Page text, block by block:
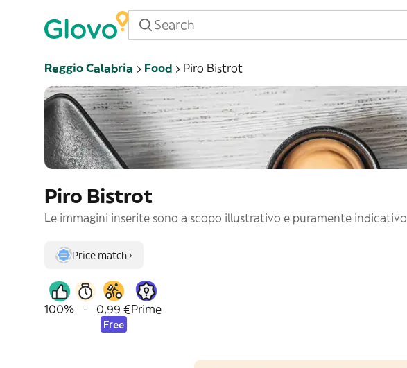
Reggio Calabria Food Piro Bistrot
Piro Bistrot
Le immagini inserite sono a scopo illustrativo e puramente indicativo
Price match ›
100% - 0,99 €
Free
Prime